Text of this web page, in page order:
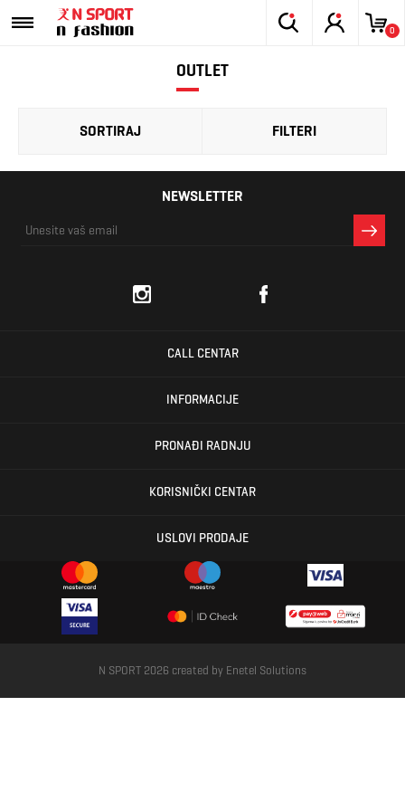
0
OUTLET
SORTIRAJ FILTERI
NEWSLETTER
CALL CENTAR
INFORMACIJE
PRONAĐI RADNJU
KORISNIČKI CENTAR
USLOVI PRODAJE
N SPORT 2026 created by Enetel Solutions